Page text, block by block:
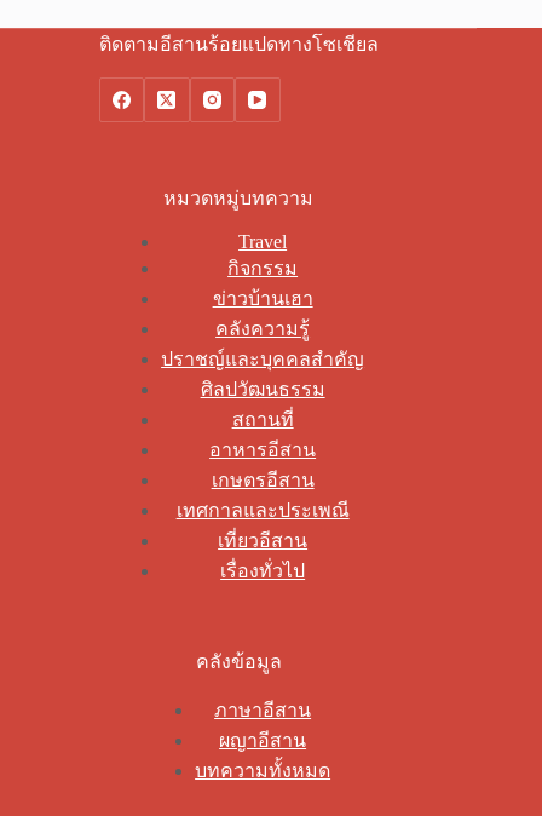
ติดตามอีสานร้อยแปดทางโซเชียล
หมวดหมู่บทความ
Travel
กิจกรรม
ข่าวบ้านเฮา
คลังความรู้
ปราชญ์และบุคคลสำคัญ
ศิลปวัฒนธรรม
สถานที่
อาหารอีสาน
เกษตรอีสาน
เทศกาลและประเพณี
เที่ยวอีสาน
เรื่องทั่วไป
คลังข้อมูล
ภาษาอีสาน
ผญาอีสาน
บทความทั้งหมด